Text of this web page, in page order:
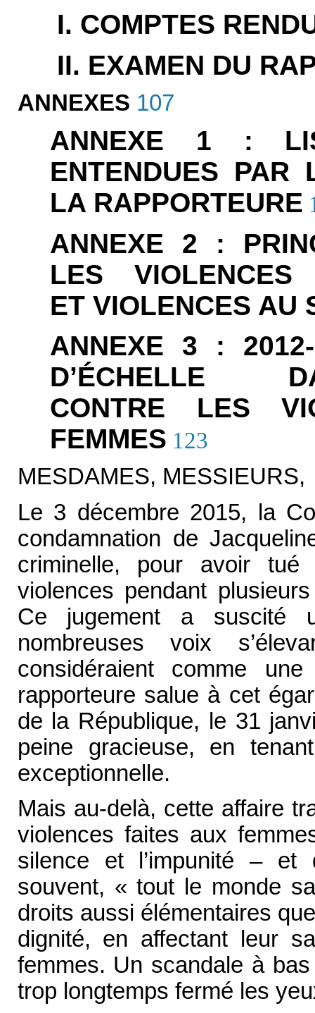
I. COMPTES
II. EXAMEN DU
ANNEXES 107
ANNEXE 1 :
ENTENDUES PAR
LA RAPPORTEURE
ANNEXE 2 :
LES
ET VIOLENCES AU
ANNEXE 3 : 2012-
CONTRE LES
FEMMES 123
MESDAMES, MESSIEURS,
Le 3 décembre 2015, la
condamnation de
criminelle, pour avoir
violences pendant
Ce jugement a suscité
nombreuses voix
considéraient comme
rapporteure salue à cet
de la République, le 31
peine gracieuse, en
exceptionnelle.
Mais au-delà, cette affaire
violences faites aux
silence et l’impunité – et
souvent, « tout le monde
droits aussi élémentaires
dignité, en affectant leur
femmes. Un scandale à
trop longtemps fermé les